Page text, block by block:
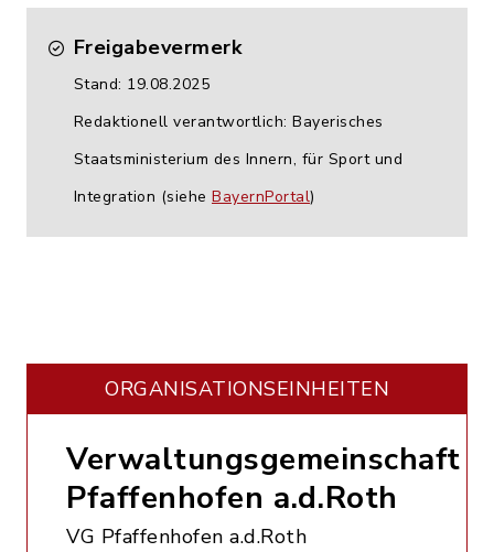
Freigabevermerk
Stand: 19.08.2025
Redaktionell verantwortlich: Bayerisches
Staatsministerium des Innern, für Sport und
Integration (siehe BayernPortal)
ORGANISATIONS­EINHEITEN
Verwaltungsgemeinschaft
Pfaffenhofen a.d.Roth
VG Pfaffenhofen a.d.Roth